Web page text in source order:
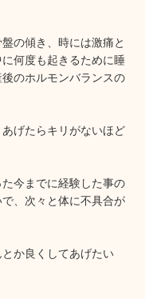
の傾き、時には激痛と
何度も起きるために睡
のホルモンバランスの
たらキリがないほど
今までに経験した事の
、次々と体に不具合が
か良くしてあげたい